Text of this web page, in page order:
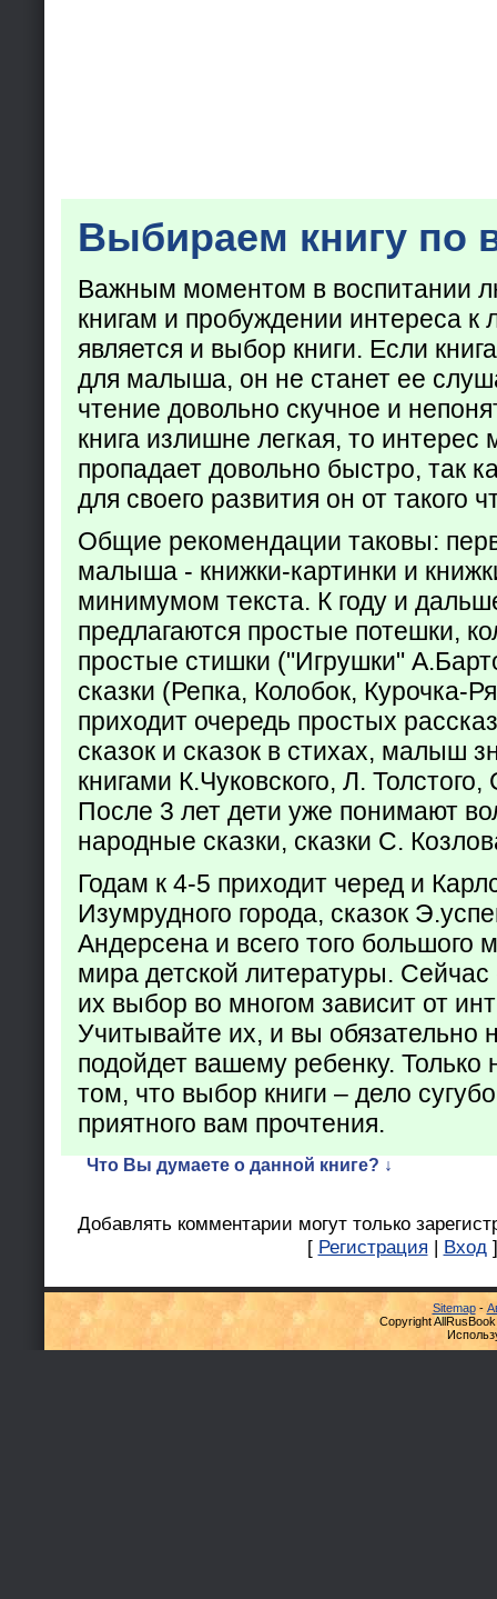
Выбираем книгу по
Важным моментом в воспитании
книгам и пробуждении интереса к
является и выбор книги. Если
для малыша, он не станет ее
чтение довольно скучное и
книга излишне легкая, то
пропадает довольно быстро, так
для своего развития он от такого
Общие рекомендации таковы:
малыша - книжки-картинки и
минимумом текста. К году и
предлагаются простые потешки,
простые стишки ("Игрушки"
сказки (Репка, Колобок, Курочка-
приходит очередь простых
сказок и сказок в стихах, малыш
книгами К.Чуковского, Л.
После 3 лет дети уже понимают
народные сказки, сказки С.
Годам к 4-5 приходит черед и
Изумрудного города, сказок
Андерсена и всего того большого
мира детской литературы. Сейчас
их выбор во многом зависит от
Учитывайте их, и вы обязательно
подойдет вашему ребенку. Только
том, что выбор книги – дело
приятного вам прочтения.
Что Вы думаете о данной книге? ↓
Добавлять комментарии могут только
[ Регистрация | Вход ]
Sitemap-
Copyright